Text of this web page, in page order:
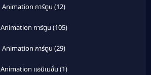
Animation การ์ตูน (12)
Animation การ์ตูน (105)
Animation การ์ตูน (29)
Animation แอนิเมชั่น (1)